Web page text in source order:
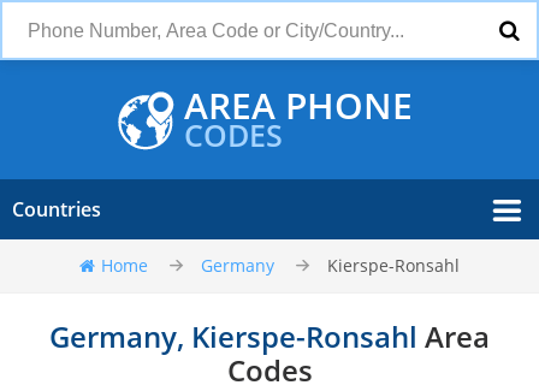
AREA PHONE
CODES
Countries
Home Germany Kierspe-Ronsahl
Germany, Kierspe-Ronsahl Area
Codes